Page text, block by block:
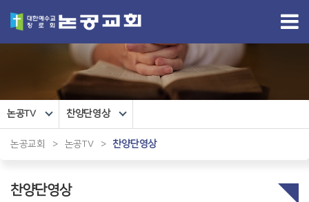
논공TV 찬양단영상
논공교회 > 논공TV > 찬양단영상
찬양단영상